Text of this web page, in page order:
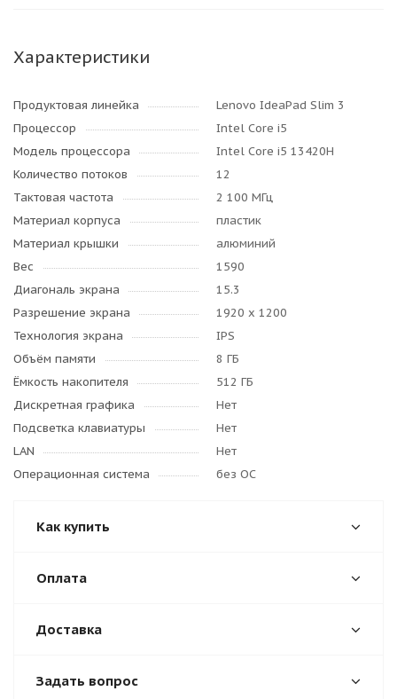
Характеристики
Продуктовая линейка
Lenovo IdeaPad Slim 3
Процессор
Intel Core i5
Модель процессора
Intel Core i5 13420H
Количество потоков
12
Тактовая частота
2 100 МГц
Материал корпуса
пластик
Материал крышки
алюминий
Вес
1590
Диагональ экрана
15.3
Разрешение экрана
1920 x 1200
Технология экрана
IPS
Объём памяти
8 ГБ
Ёмкость накопителя
512 ГБ
Дискретная графика
Нет
Подсветка клавиатуры
Нет
LAN
Нет
Операционная система
без ОС
Как купить
Оплата
Доставка
Задать вопрос